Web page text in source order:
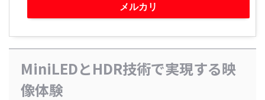
メルカリ
MiniLEDとHDR技術で実現する映
像体験